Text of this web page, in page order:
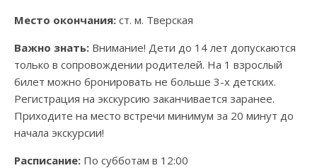
Место окончания: ст. м. Тверская
Важно знать: Внимание! Дети до 14 лет допускаются
только в сопровождении родителей. На 1 взрослый
билет можно бронировать не больше 3-х детских.
Регистрация на экскурсию заканчивается заранее.
Приходите на место встречи минимум за 20 минут до
начала экскурсии!
Расписание: По субботам в 12:00